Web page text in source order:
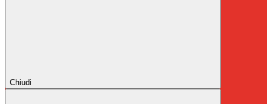
Chiudi